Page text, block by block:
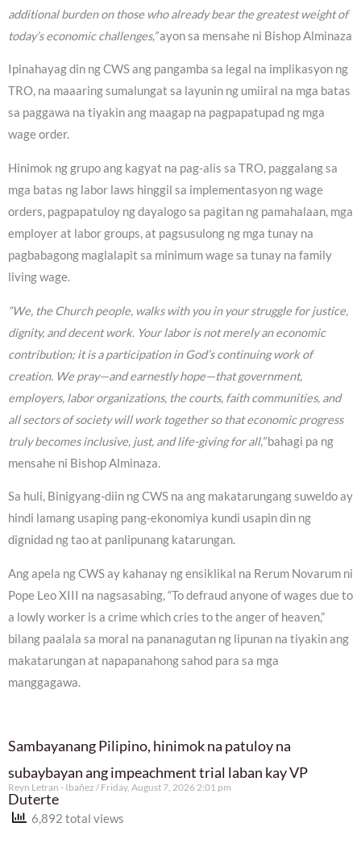
additional burden on those who already bear the greatest weight of
today’s economic challenges,”ayon sa mensahe ni Bishop Alminaza
Ipinahayag din ng CWS ang pangamba sa legal na implikasyon ng
TRO, na maaaring sumalungat sa layunin ng umiiral na mga batas
sa paggawa na tiyakin ang maagap na pagpapatupad ng mga
wage order.
Hinimok ng grupo ang kagyat na pag-alis sa TRO, paggalang sa
mga batas ng labor laws hinggil sa implementasyon ng wage
orders, pagpapatuloy ng dayalogo sa pagitan ng pamahalaan, mga
employer at labor groups, at pagsusulong ng mga tunay na
pagbabagong maglalapit sa minimum wage sa tunay na family
living wage.
“We, the Church people, walks with you in your struggle for justice,
dignity, and decent work. Your labor is not merely an economic
contribution; it is a participation in God’s continuing work of
creation. We pray—and earnestly hope—that government,
employers, labor organizations, the courts, faith communities, and
all sectors of society will work together so that economic progress
truly becomes inclusive, just, and life-giving for all,”bahagi pa ng
mensahe ni Bishop Alminaza.
Sa huli, Binigyang-diin ng CWS na ang makatarungang suweldo ay
hindi lamang usaping pang-ekonomiya kundi usapin din ng
dignidad ng tao at panlipunang katarungan.
Ang apela ng CWS ay kahanay ng ensiklikal na Rerum Novarum ni
Pope Leo XIII na nagsasabing, “To defraud anyone of wages due to
a lowly worker is a crime which cries to the anger of heaven,”
bilang paalala sa moral na pananagutan ng lipunan na tiyakin ang
makatarungan at napapanahong sahod para sa mga
manggagawa.
Sambayanang Pilipino, hinimok na patuloy na
subaybayan ang impeachment trial laban kay VP
Duterte
Reyn Letran - Ibañez Friday, August 7, 2026 2:01 pm
6,892 total views